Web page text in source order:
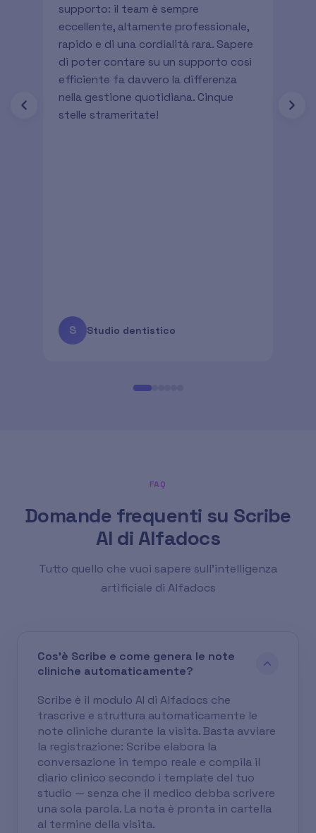
supporto: il team è sempre
eccellente, altamente professionale,
rapido e di una cordialità rara. Sapere
di poter contare su un supporto così
efficiente fa davvero la differenza
nella gestione quotidiana. Cinque
stelle strameritate!
S Studio dentistico
FAQ
Domande frequenti su Scribe
AI di Alfadocs
Tutto quello che vuoi sapere sull'intelligenza
artificiale di Alfadocs
Cos'è Scribe e come genera le note
cliniche automaticamente?
Scribe è il modulo AI di Alfadocs che
trascrive e struttura automaticamente le
note cliniche durante la visita. Basta avviare
la registrazione: Scribe elabora la
conversazione in tempo reale e compila il
diario clinico secondo i template del tuo
studio — senza che il medico debba scrivere
una sola parola. La nota è pronta in cartella
al termine della visita.